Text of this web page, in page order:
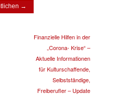
Finanzielle Hilfen in der
„Corona- Krise“ –
Aktuelle Informationen
für Kulturschaffende,
Selbstständige,
Freiberufler – Update